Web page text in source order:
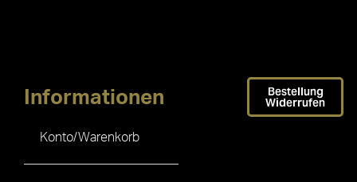
Informationen
Konto/Warenkorb
Bestellung
Widerrufen